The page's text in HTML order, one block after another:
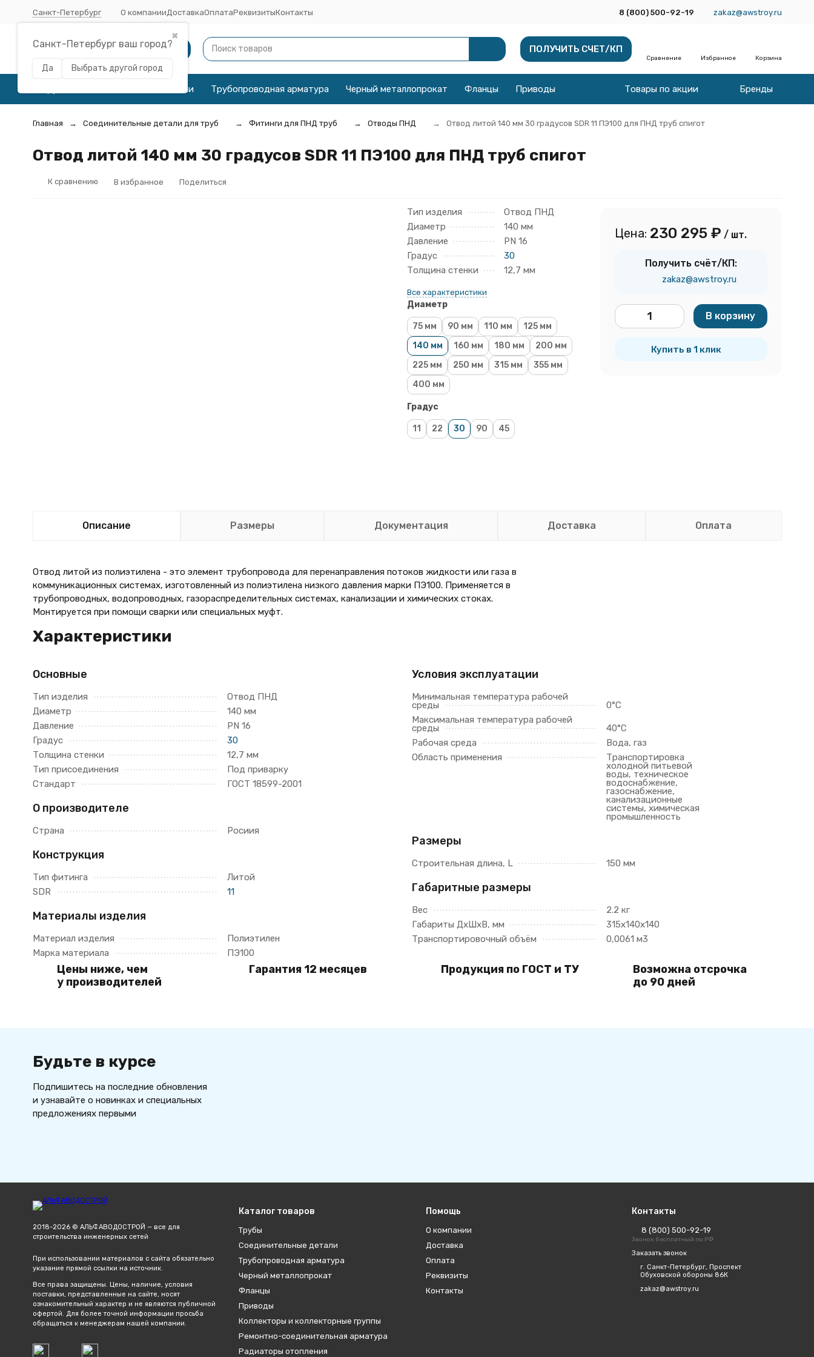
Санкт-Петербург
✖
Санкт-Петербург ваш город?
Да Выбрать другой город
О компании ДоставкаОплатаРеквизитыКонтакты 8 (800) 500-92-19 zakaz@awstroy.ru
Каталог ПОЛУЧИТЬ СЧЕТ/КП
Сравнение Избранное Корзина
Соединительные детали Трубопроводная арматура Черный металлопрокат Фланцы Приводы Товары по акции Бренды
Главная Соединительные детали для труб Фитинги для ПНД труб Отводы ПНД Отвод литой 140 мм 30 градусов SDR 11 ПЭ100 для ПНД труб спигот
Отвод литой 140 мм 30 градусов SDR 11 ПЭ100 для ПНД труб спигот
К сравнению В избранное Поделиться
Тип изделия
Отвод ПНД
Диаметр
140 мм
Давление
PN 16
Градус
30
Толщина стенки
12,7 мм
Все характеристики
Диаметр
75 мм 90 мм 110 мм
125 мм
140 мм
160 мм 180 мм
200 мм
225 мм
250 мм 315 мм
355 мм
400 мм
Градус
11 22 30 90 45
Цена: 230 295 ₽ / шт.
Получить счёт/КП:
zakaz@awstroy.ru
В корзину
Купить в 1 клик
Описание Размеры Документация Доставка Оплата
Отвод литой из полиэтилена - это элемент трубопровода для перенаправления потоков жидкости или газа в
коммуникационных системах, изготовленный из полиэтилена низкого давления марки ПЭ100. Применяется в
трубопроводных, водопроводных, газораспределительных системах, канализации и химических стоках.
Монтируется при помощи сварки или специальных муфт.
Характеристики
Основные
Тип изделия
Отвод ПНД
Диаметр
140 мм
Давление
PN 16
Градус
30
Толщина стенки
12,7 мм
Тип присоединения
Под приварку
Стандарт
ГОСТ 18599-2001
О производителе
Страна Росиия
Конструкция
Тип фитинга
Литой
SDR
11
Материалы изделия
Материал изделия
Полиэтилен
Марка материала
ПЭ100
Условия эксплуатации
Минимальная температура рабочей
среды
0°С
Максимальная температура рабочей
среды
40°С
Рабочая среда
Вода, газ
Область применения
Транспортировка
холодной питьевой
воды, техническое
водоснабжение,
газоснабжение,
канализационные
системы, химическая
промышленность
Размеры
Строительная длина, L 150 мм
Габаритные размеры
Вес
2.2 кг
Габариты ДхШхВ, мм
315х140х140
Транспортировочный объём
0,0061 м3
Цены ниже, чем
у производителей
Гарантия 12 месяцев Продукция по ГОСТ и ТУ
Возможна отсрочка
до 90 дней
Будьте в курсе
Подпишитесь на последние обновления
и узнавайте о новинках и специальных
предложениях первыми
2018-2026 © АЛЬФАВОДОСТРОЙ — все для
строительства инженерных сетей
При использовании материалов с сайта обязательно
указание прямой ссылки на источник.
Все права защищены. Цены, наличие, условия
поставки, представленные на сайте, носят
ознакомительный характер и не являются публичной
офертой. Для более точной информации просьба
обращаться к менеджерам нашей компании.
Каталог товаров
Трубы
Соединительные детали
Трубопроводная арматура
Черный металлопрокат
Фланцы
Приводы
Коллекторы и коллекторные группы
Ремонтно-соединительная арматура
Радиаторы отопления
Помощь
О компании
Доставка
Оплата
Реквизиты
Контакты
Контакты
8 (800) 500-92-19
Звонок бесплатный по РФ
Заказать звонок
г. Санкт-Петербург, Проспект
Обуховской обороны 86К
zakaz@awstroy.ru